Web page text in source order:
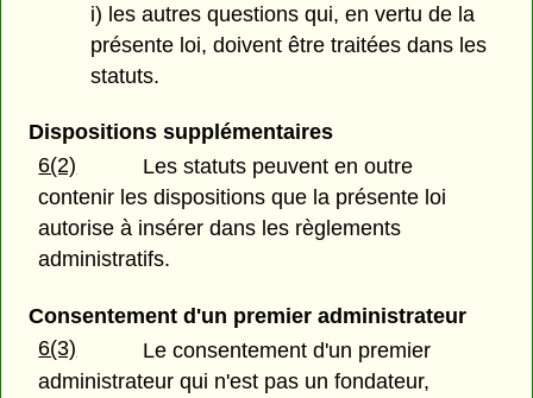
i) les autres questions qui, en vertu de la
présente loi, doivent être traitées dans les
statuts.
Dispositions supplémentaires
6(2)
Les statuts peuvent en outre
contenir les dispositions que la présente loi
autorise à insérer dans les règlements
administratifs.
Consentement d'un premier administrateur
6(3)
Le consentement d'un premier
administrateur qui n'est pas un fondateur,